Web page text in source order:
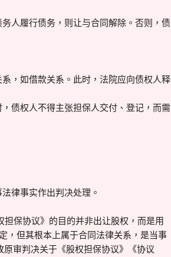
人履行债务，则让与合同解除。否则，债
，如借款关系。此时，法院应向债权人释
债权人不得主张担保人交付、登记，而需
律事实作出判决处理。
保协议》的目的并非出让股权，而是用
，但其根本上属于合同法律关系，是当事
审判决关于《股权担保协议》《协议